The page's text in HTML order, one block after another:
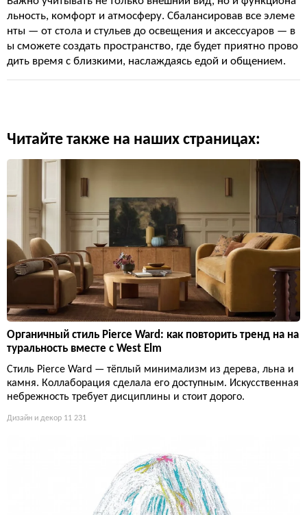
льность, комфорт и атмосферу. Сбалансировав все элеме
нты — от стола и стульев до освещения и аксессуаров — в
ы сможете создать пространство, где будет приятно прово
дить время с близкими, наслаждаясь едой и общением.
Читайте также на наших страницах:
Органичный стиль Pierce Ward: как повторить тренд на на
туральность вместе с West Elm
Стиль Pierce Ward — тёплый минимализм из дерева, льна и
камня. Коллаборация сделала его доступным. Искусственная
небрежность требует дисциплины и стоит дорого.
Дизайн и декор 11 231